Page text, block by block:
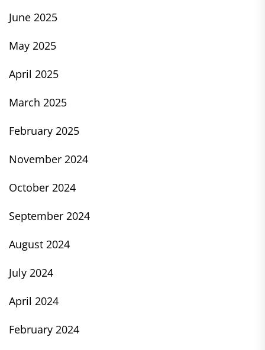
June 2025
May 2025
April 2025
March 2025
February 2025
November 2024
October 2024
September 2024
August 2024
July 2024
April 2024
February 2024